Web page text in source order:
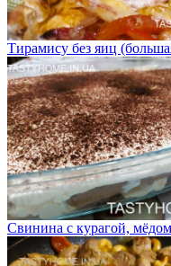
Тирамису без яиц
Свинина с курагой,